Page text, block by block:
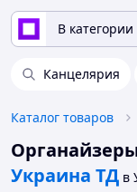
В категории
Канцелярия
Каталог товаров
Украина ТД в